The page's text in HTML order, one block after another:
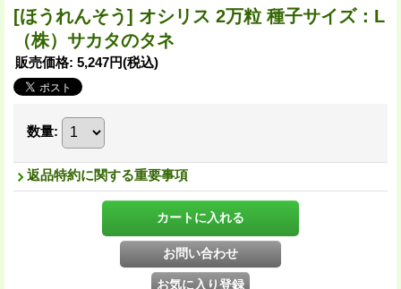
[ほうれんそう] オシリス 2万粒 種子サイズ：L
（株）サカタのタネ
販売価格: 5,247円(税込)
数量:
返品特約に関する重要事項